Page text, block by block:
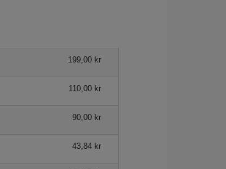
199,00 kr
110,00 kr
90,00 kr
43,84 kr